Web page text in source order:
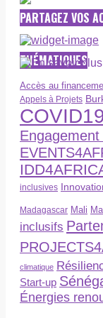
PARTAGEZ VOS
THÉMATIQUES
Accès au
Appels à Projets
Engagement
inclusives
Madagascar Mali
inclusifs
climatique
Start-up
Énergies